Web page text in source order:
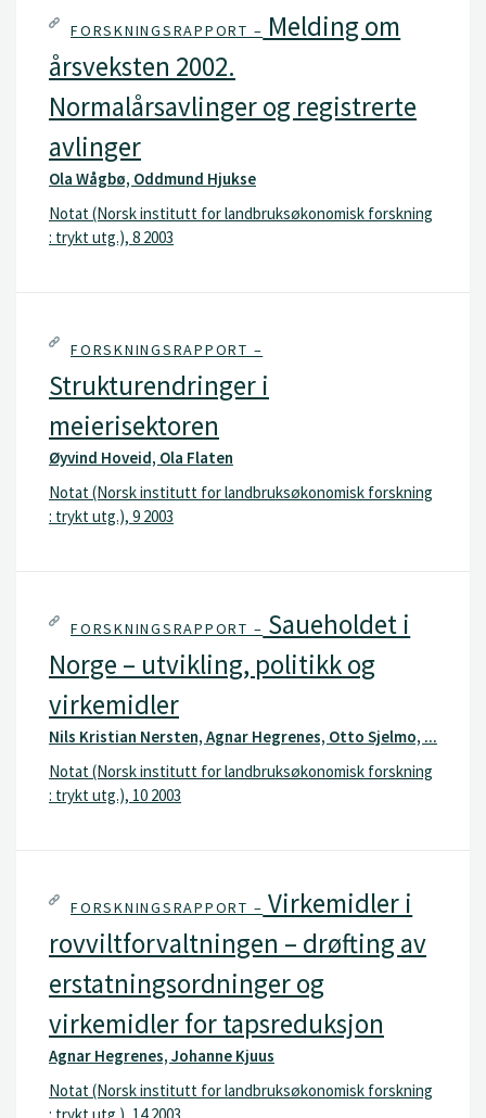
FORSKNINGSRAPPORT – Melding om
årsveksten 2002.
Normalårsavlinger og registrerte
avlinger
Ola Wågbø, Oddmund Hjukse
Notat (Norsk institutt for landbruksøkonomisk forskning
: trykt utg.), 8 2003
FORSKNINGSRAPPORT –
Strukturendringer i
meierisektoren
Øyvind Hoveid, Ola Flaten
Notat (Norsk institutt for landbruksøkonomisk forskning
: trykt utg.), 9 2003
FORSKNINGSRAPPORT – Saueholdet i
Norge – utvikling, politikk og
virkemidler
Nils Kristian Nersten, Agnar Hegrenes, Otto Sjelmo, ...
Notat (Norsk institutt for landbruksøkonomisk forskning
: trykt utg.), 10 2003
FORSKNINGSRAPPORT – Virkemidler i
rovviltforvaltningen – drøfting av
erstatningsordninger og
virkemidler for tapsreduksjon
Agnar Hegrenes, Johanne Kjuus
Notat (Norsk institutt for landbruksøkonomisk forskning
: trykt utg.), 14 2003